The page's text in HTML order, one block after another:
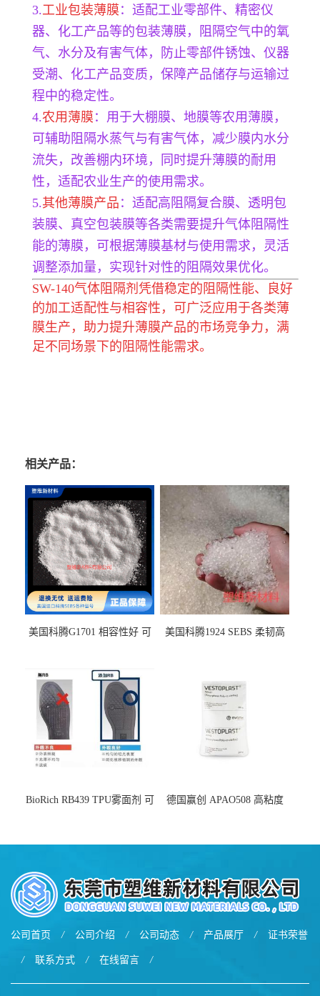
3.工业包装薄膜 ：适配工业零部件、精密仪
器、化工产品等的包装薄膜，阻隔空气中的氧
气、水分及有害气体，防止零部件锈蚀、仪器
受潮、化工产品变质，保障产品储存与运输过
程中的稳定性。
4.农用薄膜 ：用于大棚膜、地膜等农用薄膜，
可辅助阻隔水蒸气与有害气体，减少膜内水分
流失，改善棚内环境，同时提升薄膜的耐用
性，适配农业生产的使用需求。
5.其他薄膜产品 ：适配高阻隔复合膜、透明包
装膜、真空包装膜等各类需要提升气体阻隔性
能的薄膜，可根据薄膜基材与使用需求，灵活
调整添加量，实现针对性的阻隔效果优化。
SW-140气体阻隔剂凭借稳定的阻隔性能、良好
的加工适配性与相容性，可广泛应用于各类薄
膜生产，助力提升薄膜产品的市场竞争力，满
足不同场景下的阻隔性能需求。
相关产品：
美国科腾G1701 相容性好 可
美国科腾1924 SEBS 柔韧高
BioRich RB439 TPU雾面剂 可
德国赢创 APAO508 高粘度
公司首页 / 公司介绍 / 公司动态 / 产品展厅 / 证书荣誉
/ 联系方式 / 在线留言 /